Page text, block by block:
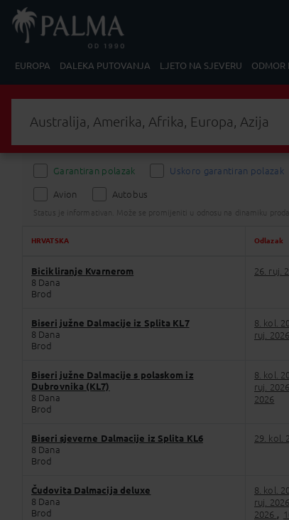
EUROPA DALEKA PUTOVANJA LJETO NA SJEVERU ODMOR
Australija, Amerika, Afrika, Europa, Azija
Garantiran polazak Uskoro garantiran polazak
Avion Autobus
Status je informativan. Može se promijeniti u odnosu na dinamiku
HRVATSKA Odlazak
Bicikliranje Kvarnerom
8 Dana
Brod
26. ruj.
Biseri južne Dalmacije iz Splita KL7
8 Dana
Brod
8. kol.
ruj. 2026
Biseri južne Dalmacije s polaskom iz
Dubrovnika (KL7)
8 Dana
Brod
8. kol.
ruj. 2026
2026
Biseri sjeverne Dalmacije iz Splita KL6
8 Dana
Brod
29. kol.
Čudovita Dalmacija deluxe
8 Dana
Brod
8. kol.
ruj. 2026
2026 ,